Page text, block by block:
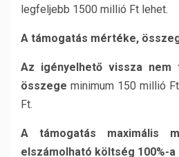
legfeljebb 1500 millió Ft lehet.
A támogatás mértéke,
Az igényelhető vissza nem
összege minimum 150 millió
Ft.
A támogatás maximális
elszámolható költség 100%-a